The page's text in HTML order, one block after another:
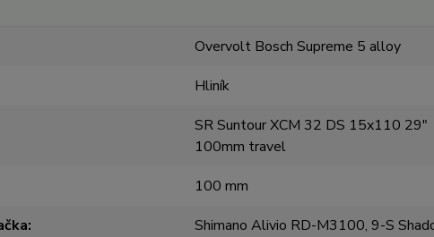
Overvolt Bosch Supreme 5 alloy
Hliník
SR Suntour XCM 32 DS 15x110 29"
100mm travel
100 mm
Shimano Alivio RD-M3100, 9-S